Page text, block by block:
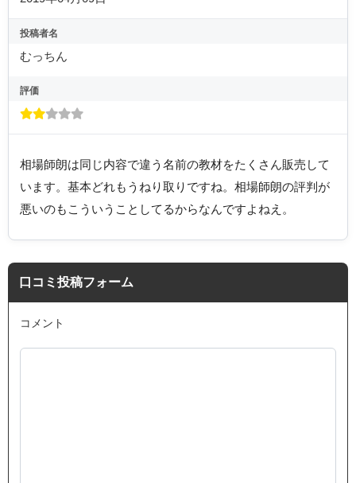
投稿者名
むっちん
評価
相場師朗は同じ内容で違う名前の教材をたくさん販売して
います。基本どれもうねり取りですね。相場師朗の評判が
悪いのもこういうことしてるからなんですよねえ。
口コミ投稿フォーム
コメント